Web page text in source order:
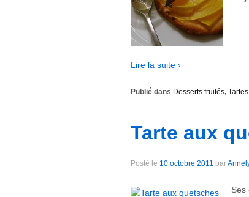
Lire la suite ›
Publié dans Desserts fruités,
Tarte aux
Posté le 10 octobre 2011 par
Ses